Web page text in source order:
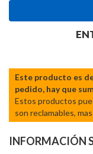
Este producto es
pedido, hay que
Estos productos
son reclamables,
INFORMACIÓN